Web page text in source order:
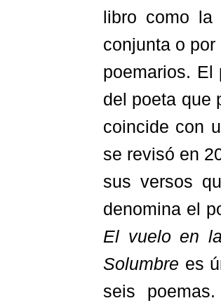
libro como la
conjunta o
poemarios. El
del poeta que
coincide con
se revisó en
sus versos
denomina el
El vuelo en
Solumbre es
seis